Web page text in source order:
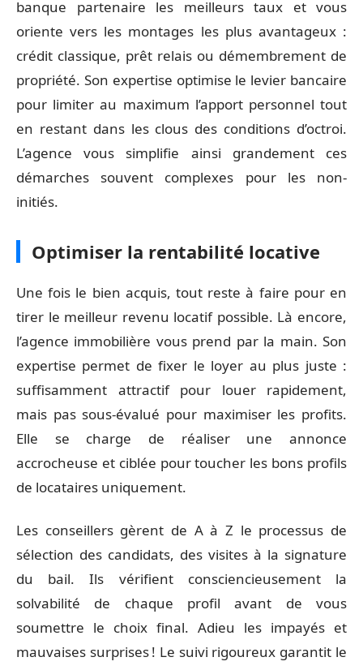
banque partenaire les meilleurs taux et vous
oriente vers les montages les plus avantageux :
crédit classique, prêt relais ou démembrement de
propriété. Son expertise optimise le levier bancaire
pour limiter au maximum l’apport personnel tout
en restant dans les clous des conditions d’octroi.
L’agence vous simplifie ainsi grandement ces
démarches souvent complexes pour les non-
initiés.
Optimiser la rentabilité locative
Une fois le bien acquis, tout reste à faire pour en
tirer le meilleur revenu locatif possible. Là encore,
l’agence immobilière vous prend par la main. Son
expertise permet de fixer le loyer au plus juste :
suffisamment attractif pour louer rapidement,
mais pas sous-évalué pour maximiser les profits.
Elle se charge de réaliser une annonce
accrocheuse et ciblée pour toucher les bons profils
de locataires uniquement.
Les conseillers gèrent de A à Z le processus de
sélection des candidats, des visites à la signature
du bail. Ils vérifient consciencieusement la
solvabilité de chaque profil avant de vous
soumettre le choix final. Adieu les impayés et
mauvaises surprises ! Le suivi rigoureux garantit le